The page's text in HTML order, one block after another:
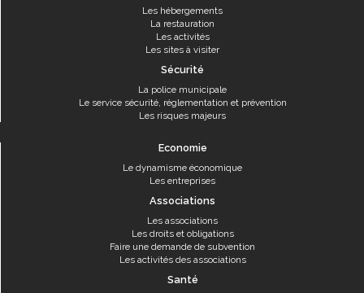
Les hébergements
La restauration
Les activités
Les sites à visiter
Sécurité
La police municipale
Le service sécurité, réglementation et prévention
Les risques majeurs
Economie
Le dynamisme économique
Les entreprises
Associations
Les associations
Les droits et obligations
Faire une demande de subvention
Les activités des associations
Santé